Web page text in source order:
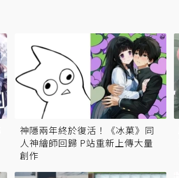
神隱兩年終於復活！《冰菓》同
人神繪師回歸 P站重新上傳大量
創作